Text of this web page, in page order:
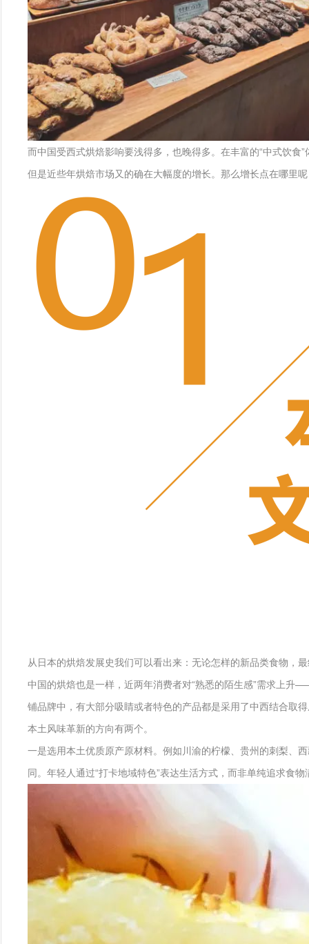
而中国受西式烘焙影响要浅得多，也晚得多。在丰富的“中式饮食
但是近些年烘焙市场又的确在大幅度的增长。那么增长点在哪里
从日本的烘焙发展史我们可以看出来：无论怎样的新品类食物，
中国的烘焙也是一样，近两年消费者对“熟悉的陌生感”需求上升
铺品牌中，有大部分吸睛或者特色的产品都是采用了中西结合取
本土风味革新的方向有两个。
一是选用本土优质原产原材料。例如川渝的柠檬、贵州的刺梨、
同。年轻人通过“打卡地域特色”表达生活方式，而非单纯追求食物